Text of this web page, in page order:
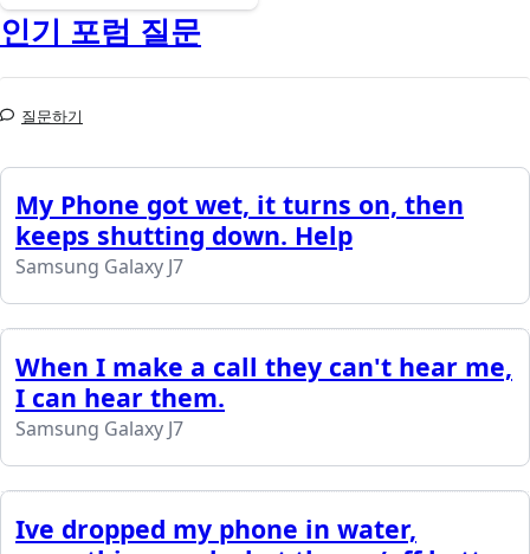
인기 포럼 질문
질문하기
My Phone got wet, it turns on, then
keeps shutting down. Help
Samsung Galaxy J7
When I make a call they can't hear me,
I can hear them.
Samsung Galaxy J7
Ive dropped my phone in water,